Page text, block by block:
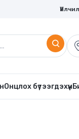
Онцлох бүтээгдэхүүн